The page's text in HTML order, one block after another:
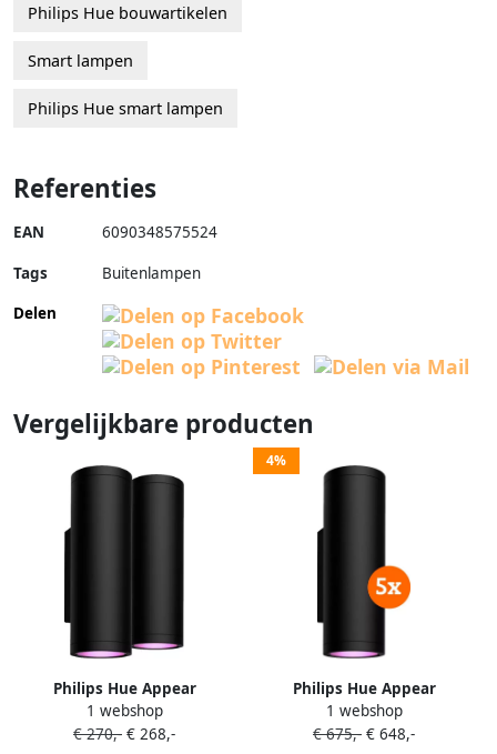
Philips Hue bouwartikelen
Smart lampen
Philips Hue smart lampen
Referenties
EAN 6090348575524
Tags
Buitenlampen
Delen
Vergelijkbare producten
Philips Hue Appear
muurlamp White and Color
Zwart Duo Pack
1 webshop
€ 270,- € 268,-
4%
Philips Hue Appear
muurlamp White and Color
Zwart 5-Pack
1 webshop
€ 675,- € 648,-